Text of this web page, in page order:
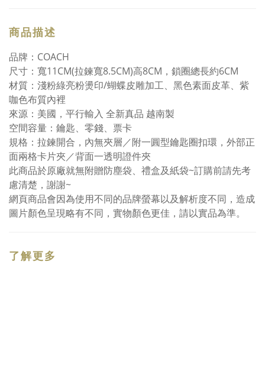
商品描述
品牌：COACH
尺寸：寬11CM(拉鍊寬8.5CM)高8CM，鎖圈總長約6CM
材質：淺粉綠亮粉燙印/蝴蝶皮雕加工、黑色素面皮革、紫
咖色布質內裡
來源：美國，平行輸入 全新真品 越南製
空間容量：鑰匙、零錢、票卡
規格：拉鍊開合，內無夾層／附一圓型鑰匙圈扣環，外部正
面兩格卡片夾／背面一透明證件夾
此商品於原廠就無附贈防塵袋、禮盒及紙袋~訂購前請先考
慮清楚，謝謝~
網頁商品會因為使用不同的品牌螢幕以及解析度不同，造成
圖片顏色呈現略有不同，實物顏色更佳，請以實品為準。
了解更多